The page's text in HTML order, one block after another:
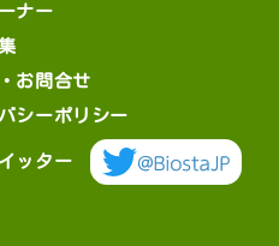
ナー
お問合せ
シーポリシー
ッター